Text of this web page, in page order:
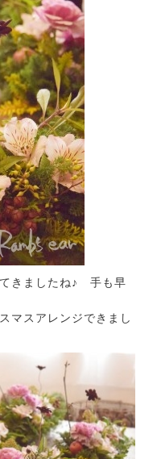
きましたね♪ 手も早
マスアレンジできまし